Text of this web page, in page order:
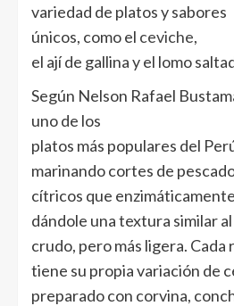
variedad de platos y sabores
únicos, como el ceviche,
el ají de gallina y el lomo
Según Nelson Rafael
uno de los
platos más populares del
marinando cortes de
cítricos que
dándole una textura similar
crudo, pero más ligera. Cada
tiene su propia variación de
preparado con corvina,